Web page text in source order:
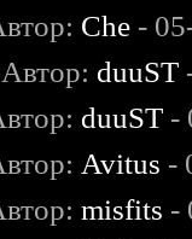
Che -
duuST
duuST -
Avitus -
misfits -